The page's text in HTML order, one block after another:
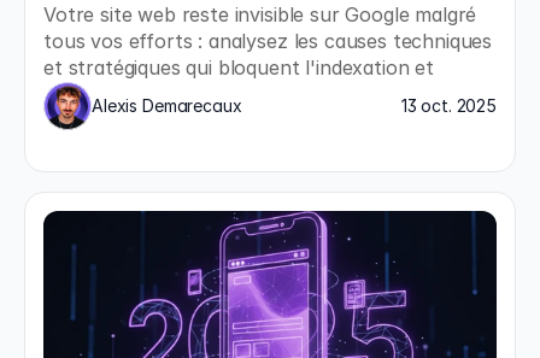
Votre site web reste invisible sur Google malgré
tous vos efforts : analysez les causes techniques
et stratégiques qui bloquent l'indexation et
appliquez les solutions concrètes pour enfin
apparaître dans les résultats de recherche.
Alexis Demarecaux 13 oct. 2025